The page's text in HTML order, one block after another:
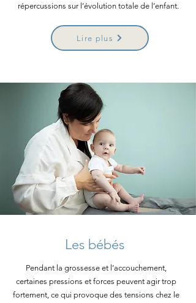
répercussions sur l’évolution totale de l’enfant.
Lire plus
Les bébés
Pendant la grossesse et l’accouchement,
certaines pressions et forces peuvent agir trop
fortement, ce qui provoque des tensions chez le